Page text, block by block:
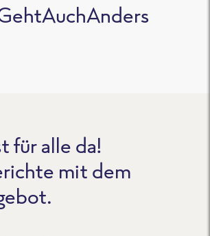
für alle da!
mit dem